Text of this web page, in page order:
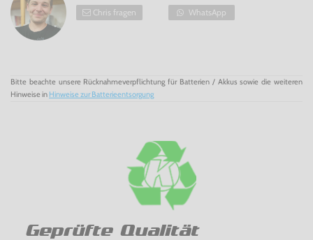
Chris fragen WhatsApp
Bitte beachte unsere Rücknahmeverpflichtung für Batterien / Akkus sowie die weiteren
Hinweise in Hinweise zur Batterieentsorgung
Geprüfte Qualität